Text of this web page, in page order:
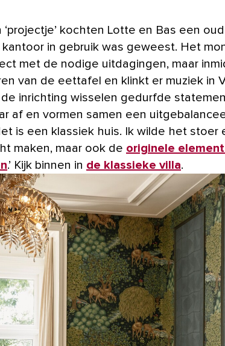
in gebruik was geweest. Het
met de nodige uitdagingen, maar
van de eettafel en klinkt er muziek in
de inrichting wisselen gedurfde
af en vormen samen een
is een klassiek huis. Ik wilde het stoer
maken, maar ook de originele
.’ Kijk binnen in de klassieke villa.